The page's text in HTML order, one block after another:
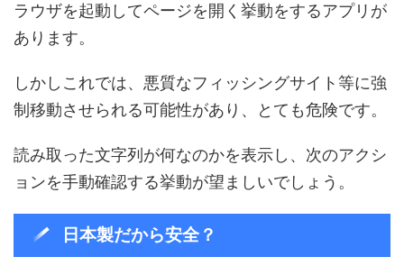
ラウザを起動してページを開く挙動をするアプリが
あります。
しかしこれでは、悪質なフィッシングサイト等に強
制移動させられる可能性があり、とても危険です。
読み取った文字列が何なのかを表示し、次のアクシ
ョンを手動確認する挙動が望ましいでしょう。
日本製だから安全？